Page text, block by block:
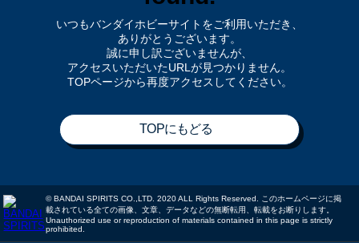
いつもバンダイホビーサイトをご利用いただき、
ありがとうございます。
誠に申し訳ございませんが、
アクセスいただいたURLが見つかりません。
TOPページから再度アクセスしてください。
TOPにもどる
© BANDAI SPIRITS CO.,LTD. 2020 ALL Rights Reserved. このホームページに掲
載されている全ての画像、文章、データなどの無断転用、転載をお断りします。
Unauthorized use or reproduction of materials contained in this page is strictly
prohibited.